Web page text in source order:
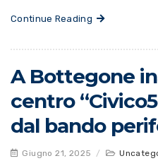
Continue Reading
A Bottegone
centro
dal bando
Giugno 21, 2025 /